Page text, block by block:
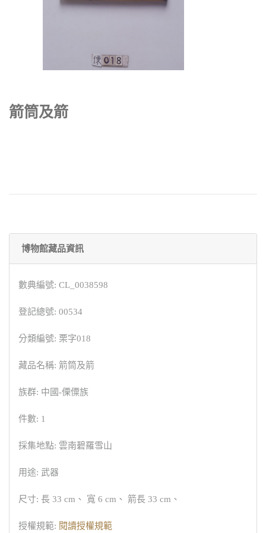
箭筒及箭
博物館藏品資訊
數典編號: CL_0038598
登記總號: 00534
分類編號: 栗字018
藏品名稱: 箭筒及箭
族群: 中國-傈僳族
件數: 1
採集地點: 雲南碧羅雪山
用途: 武器
尺寸: 長 33 cm、 寬 6 cm、 箭長 33 cm、
授權規範: 閱讀授權規範